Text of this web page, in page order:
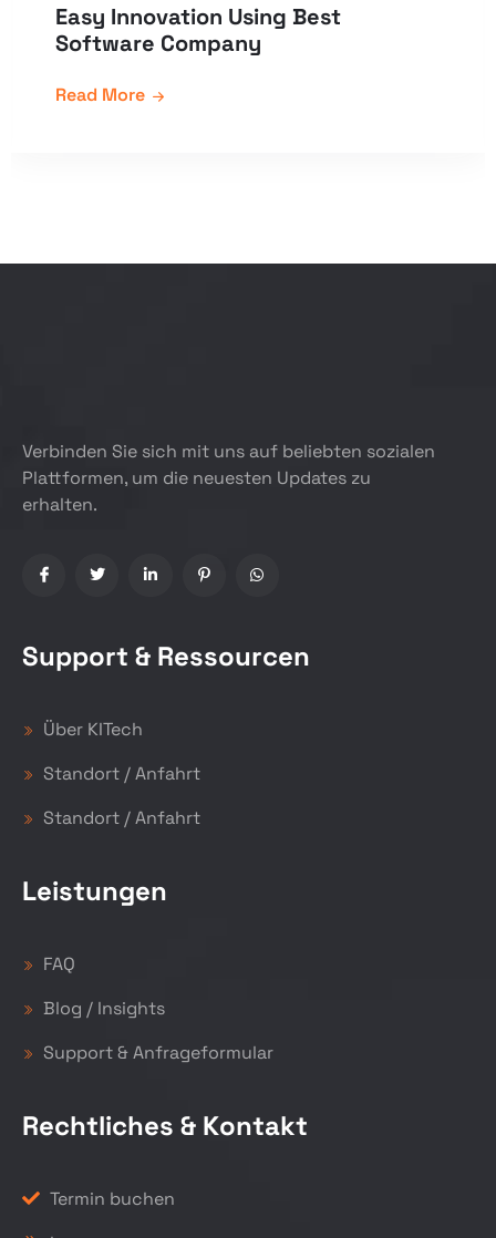
Easy Innovation Using Best
Software Company
Read More
Verbinden Sie sich mit uns auf beliebten sozialen
Plattformen, um die neuesten Updates zu
erhalten.
Support & Ressourcen
Über KITech
Standort / Anfahrt
Standort / Anfahrt
Leistungen
FAQ
Blog / Insights
Support & Anfrageformular
Rechtliches & Kontakt
Termin buchen